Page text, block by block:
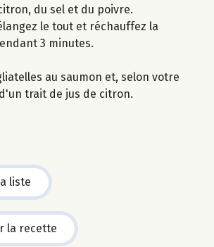
du sel et du poivre.
le tout et réchauffez la
3 minutes.
au saumon et, selon votre
trait de jus de citron.
liste
la recette